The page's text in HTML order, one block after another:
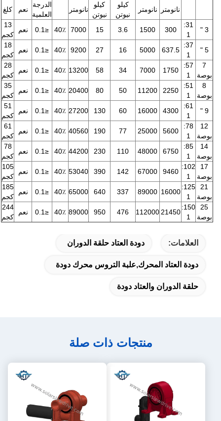
نانومتر نانومتر
كيلو
نيوتن
كيلو
نيوتن
نانومتر
الدرجة
العلمية
نعم كلغ
3 "
31:
300
1500
3.6
15
7000 40٪ ≤0.1 نعم
13
كجم
5 "
37:
637.5
5000
16
27
9200 40٪ ≤0.1 نعم
18
كجم
بوصة
57:
1750
7000
34
58
13200 40٪ ≤0.1 نعم
28
كجم
8
بوصة
51:
2250
11200
50
80
20400 40٪ ≤0.1 نعم
35
كجم
9 "
61:
4300
16000
60
130
27200 40٪ ≤0.1 نعم
51
كجم
12
بوصة
78:
5600
25000
77
190
40560 40٪ ≤0.1 نعم
61
كجم
14
بوصة
85:
6750
48000
110
230
44200 40٪ ≤0.1 نعم
78
كجم
17
بوصة
102:
9460
67000
142
390
53040 40٪ ≤0.1 نعم
105
كجم
21
بوصة
125:
16000
89000
337
640
65000 40٪ ≤0.1 نعم
185
كجم
25
بوصة
150:
21450
112000
476
950
89000 40٪ ≤0.1 نعم
244
كجم
العلامات: دودة العتاد حلقة الدوران
دودة العتاد المحرك,علبة التروس محرك دودة
حلقة الدوران والعتاد دودة
منتجات ذات صلة